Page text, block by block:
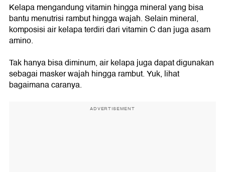
Kelapa mengandung vitamin hingga mineral yang bisa
bantu menutrisi rambut hingga wajah. Selain mineral,
komposisi air kelapa terdiri dari vitamin C dan juga asam
amino.
Tak hanya bisa diminum, air kelapa juga dapat digunakan
sebagai masker wajah hingga rambut. Yuk, lihat
bagaimana caranya.
ADVERTISEMENT